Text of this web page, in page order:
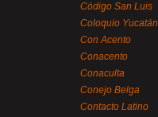
Código San Luis
Coloquio Yucatán
Con Acento
Conacento
Conaculta
Conejo Belga
Contacto Latino